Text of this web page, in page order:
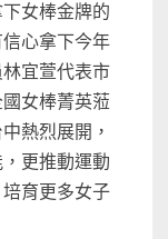
女棒金牌的
心拿下今年
宜萱代表市
女棒菁英蒞
熱烈展開，
更推動運動
育更多女子